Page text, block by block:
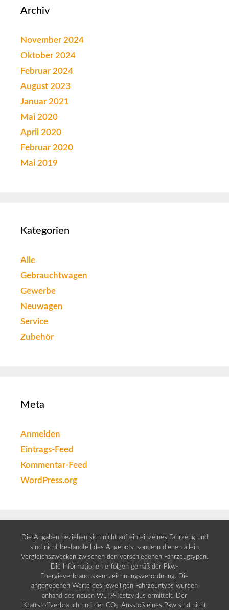
Archiv
November 2024
Oktober 2024
Februar 2024
August 2023
Januar 2021
Mai 2020
April 2020
Februar 2020
Mai 2019
Kategorien
Alle
Gebrauchtwagen
Gewerbe
Neuwagen
Service
Zubehör
Meta
Anmelden
Eintrags-Feed
Kommentar-Feed
WordPress.org
Die Angaben beziehen sich nicht auf ein einzelnes Fahrzeug und
sind nicht Bestandteil des Angebots, sondern dienen allein
Vergleichszwecken zwischen den verschiedenen Fahrzeugtypen.
Die Informationen erfolgen gemäß der Pkw-
Energieverbrauchskennzeichnungsverordnung. Die
angegebenen Werte des jeweiligen Fahrzeugtyps wurden
anhand des neuen WLTP-Testzyklus ermittelt. Der
Kraftstoffverbrauch und der CO2 -Ausstoß eines Pkw sind nicht